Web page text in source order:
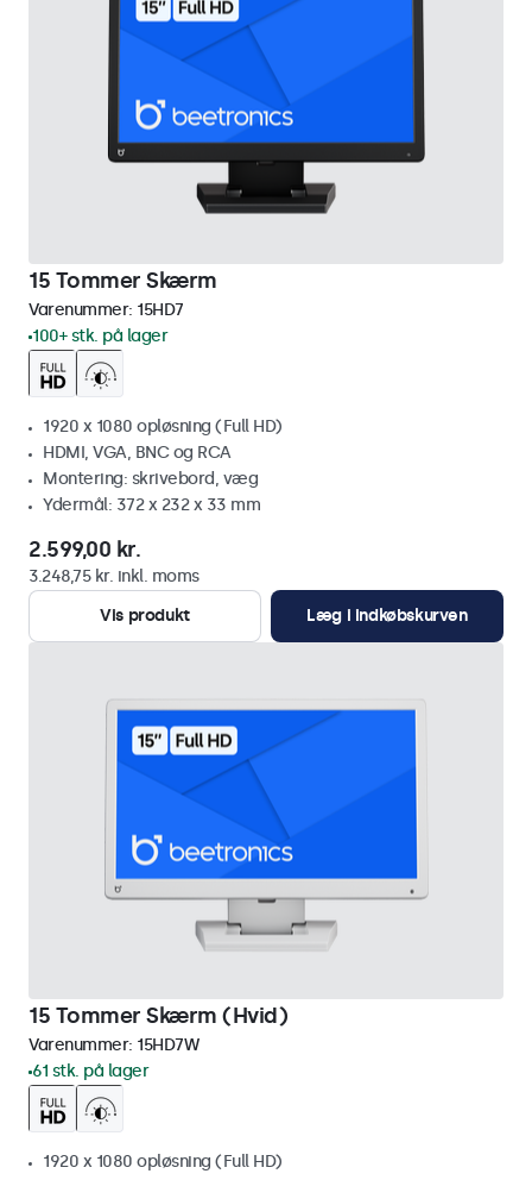
15 Tommer Skærm
Varenummer: 15HD7
100+ stk. på lager
1920 x 1080 opløsning (Full HD)
HDMI, VGA, BNC og RCA
Montering: skrivebord, væg
Ydermål: 372 x 232 x 33 mm
2.599,00 kr.
3.248,75 kr. inkl. moms
Vis produkt
Læg i indkøbskurven
15 Tommer Skærm (Hvid)
Varenummer: 15HD7W
61 stk. på lager
1920 x 1080 opløsning (Full HD)